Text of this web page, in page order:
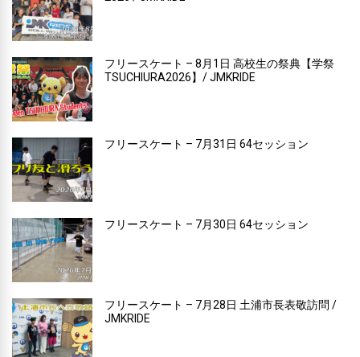
フリースケート – 8月1日 高校生の祭典【学祭
TSUCHIURA2026】/ JMKRIDE
フリースケート – 7月31日 64セッション
フリースケート – 7月30日 64セッション
フリースケート – 7月28日 土浦市長表敬訪問 /
JMKRIDE